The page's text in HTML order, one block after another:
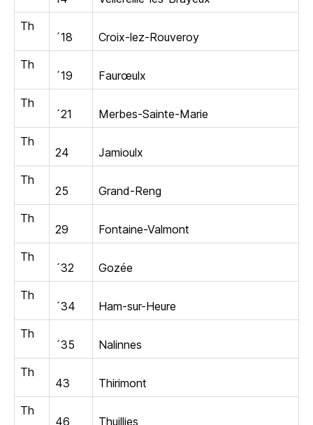
Th
´18
Croix-lez-Rouveroy
Th
´19
Faurœulx
Th
´21
Merbes-Sainte-Marie
Th
24
Jamioulx
Th
25
Grand-Reng
Th
29
Fontaine-Valmont
Th
´32
Gozée
Th
´34
Ham-sur-Heure
Th
´35
Nalinnes
Th
43
Thirimont
Th
46
Thuillies